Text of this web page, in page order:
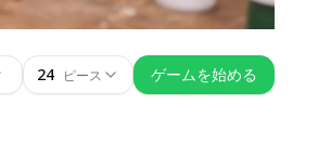
24 ピース
ゲームを始める